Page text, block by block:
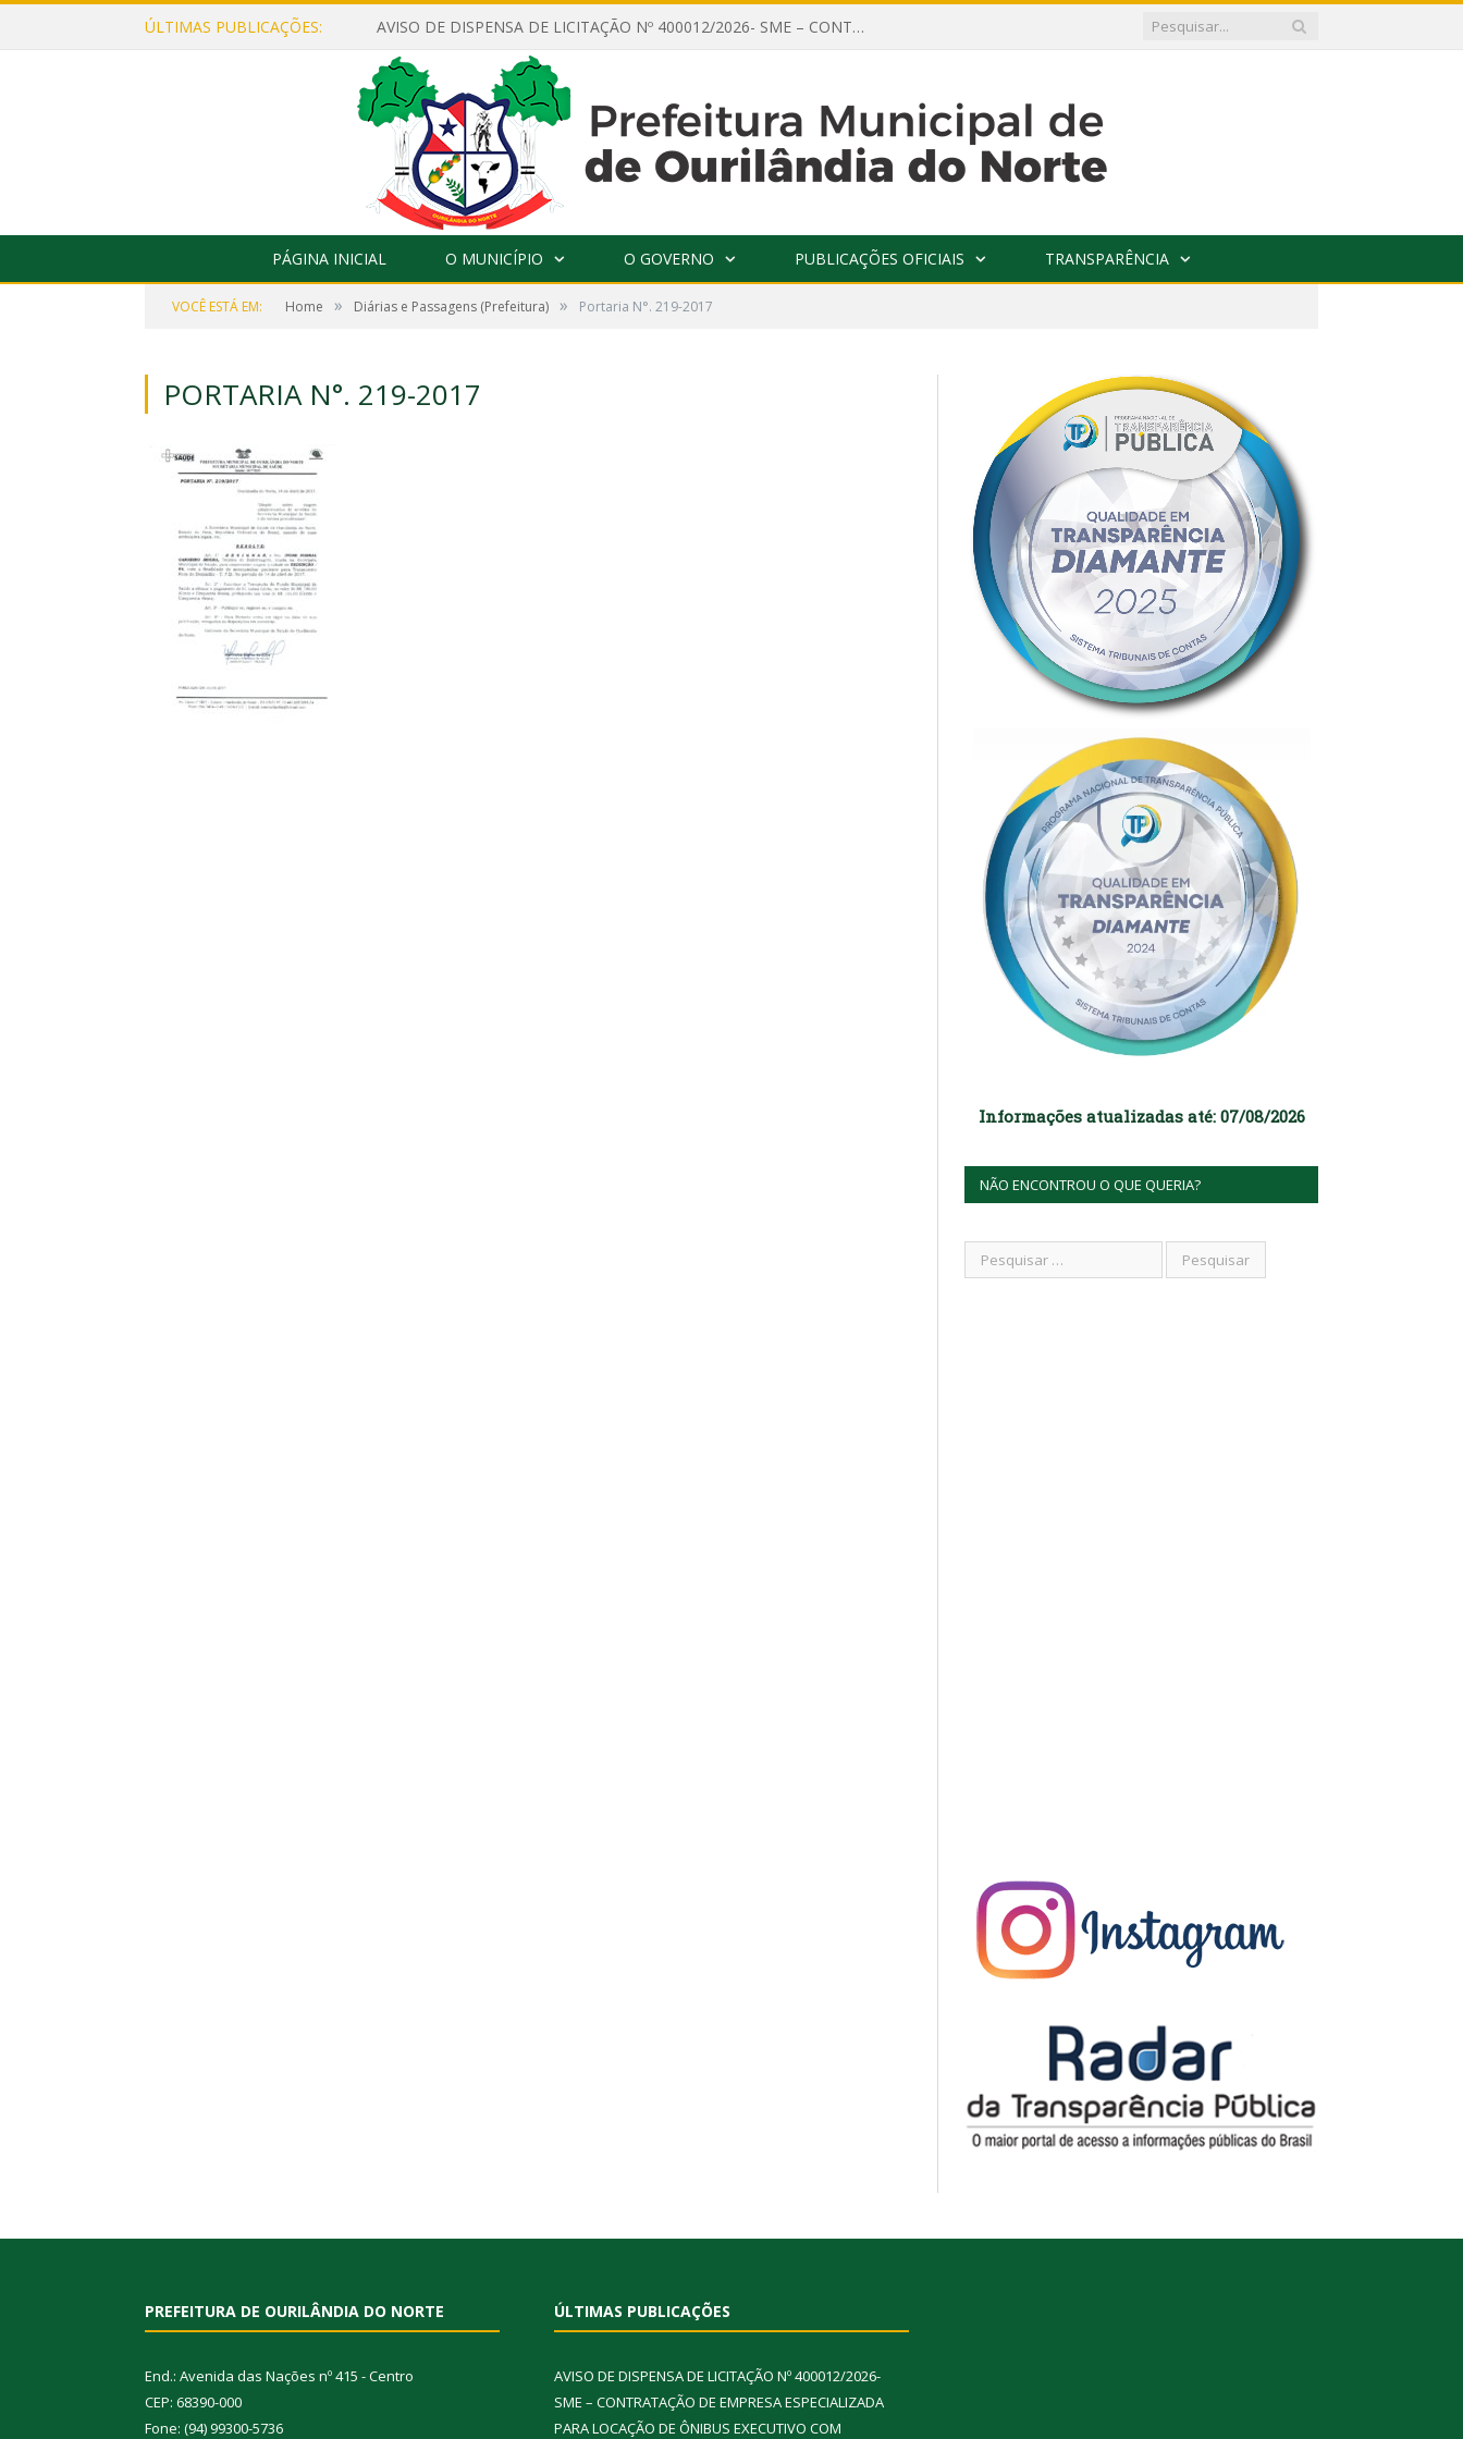
ÚLTIMAS PUBLICAÇÕES: AVISO DE DISPENSA DE LICITAÇÃO Nº 400012/2026- SME – CONTRATAÇÃO DE EMPRESA ESPECIALIZADA PARA LOCAÇÃO DE ÔNIBUS EXECUTIVO COM CAPACIDADE DE 60 (SESSENTA) POLTRONAS, PARA TRANSPORTAR PROFESSORES RESPONSÁVEIS E ALUNOS PARA BRASÍLIA, COM SAÍDA DIA 10/08/2026 E RETORNO DIA 14/08/2026
PÁGINA INICIAL O MUNICÍPIO O GOVERNO PUBLICAÇÕES OFICIAIS TRANSPARÊNCIA
VOCÊ ESTÁ EM: Home » Diárias e Passagens (Prefeitura) » Portaria N°. 219-2017
PORTARIA N°. 219-2017
Informações atualizadas até: 07/08/2026
NÃO ENCONTROU O QUE QUERIA?
PREFEITURA DE OURILÂNDIA DO NORTE
End.: Avenida das Nações nº 415 - Centro
CEP: 68390-000
Fone: (94) 99300-5736
ÚLTIMAS PUBLICAÇÕES
AVISO DE DISPENSA DE LICITAÇÃO Nº 400012/2026-
SME – CONTRATAÇÃO DE EMPRESA ESPECIALIZADA
PARA LOCAÇÃO DE ÔNIBUS EXECUTIVO COM